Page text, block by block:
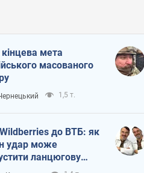
мета
масованого
1,5 т.
до ВТБ: як
удар може
ланцюгову
в Росії